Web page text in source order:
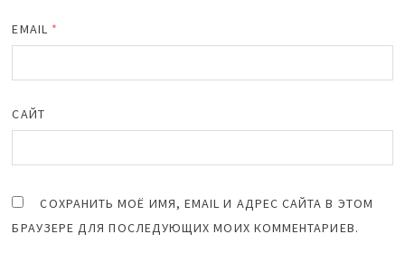
EMAIL *
САЙТ
СОХРАНИТЬ МОЁ ИМЯ, EMAIL И АДРЕС САЙТА В ЭТОМ
БРАУЗЕРЕ ДЛЯ ПОСЛЕДУЮЩИХ МОИХ КОММЕНТАРИЕВ.